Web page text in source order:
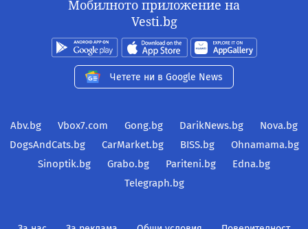
Мобилното приложение на
Vesti.bg
Четете ни в Google News
Abv.bg Vbox7.com Gong.bg DarikNews.bg
Nova.bg
DogsAndCats.bg
CarMarket.bg BISS.bg
Ohnamama.bg
Sinoptik.bg
Grabo.bg Pariteni.bg
Edna.bg
Telegraph.bg